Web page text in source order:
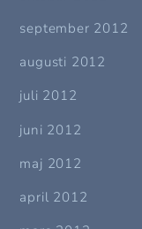
september 2012
augusti 2012
juli 2012
juni 2012
maj 2012
april 2012